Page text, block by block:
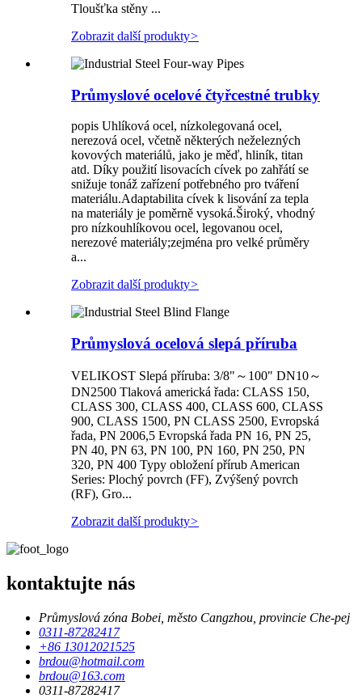
Tloušťka stěny ...
Zobrazit další produkty>
Průmyslové ocelové čtyřcestné trubky
popis Uhlíková ocel, nízkolegovaná ocel,
nerezová ocel, včetně některých neželezných
kovových materiálů, jako je měď, hliník, titan
atd. Díky použití lisovacích cívek po zahřátí se
snižuje tonáž zařízení potřebného pro tváření
materiálu.Adaptabilita cívek k lisování za tepla
na materiály je poměrně vysoká.Široký, vhodný
pro nízkouhlíkovou ocel, legovanou ocel,
nerezové materiály;zejména pro velké průměry
a...
Zobrazit další produkty>
Průmyslová ocelová slepá příruba
VELIKOST Slepá příruba: 3/8"～100" DN10～
DN2500 Tlaková americká řada: CLASS 150,
CLASS 300, CLASS 400, CLASS 600, CLASS
900, CLASS 1500, PN CLASS 2500, Evropská
řada, PN 2006,5 Evropská řada PN 16, PN 25,
PN 40, PN 63, PN 100, PN 160, PN 250, PN
320, PN 400 Typy obložení přírub American
Series: Plochý povrch (FF), Zvýšený povrch
(RF), Gro...
Zobrazit další produkty>
kontaktujte nás
Průmyslová zóna Bobei, město Cangzhou, provincie Che-pej
0311-87282417
+86 13012021525
brdou@hotmail.com
brdou@163.com
0311-87282417